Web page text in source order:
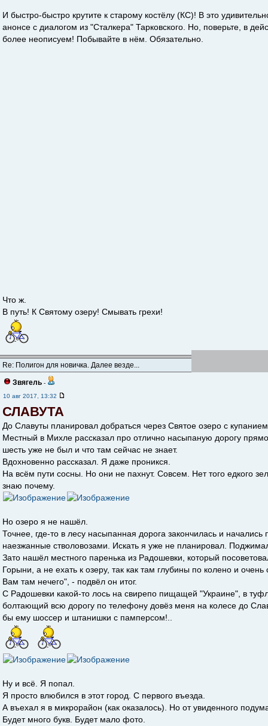
И быстро-быстро крутите к старому костёлу (КС)! В это
анонсе с диалогом из "Сталкера" Тарковского. Но, поверьте, в
более неописуем! Побывайте в нём. Обязательно.
Что ж.
В путь! К Святому озеру! Cмывать грехи!
Re: Полигон для новичка. Далее везде...
Звягель -
10 авг 2017, 13:32
СЛАВУТА
До Славуты планировал добраться через Святое озеро с
Местный в Михле рассказал про отлично насыпаную дорогу
шесть уже не был и что там сейчас не знает.
Вдохновенно рассказал. Я даже проникся.
На всём пути сосны. Но они не пахнут. Совсем. Нет того едкого
знаю почему.
Но озеро я не нашёл.
Точнее, где-то в лесу насыпанная дорога закончилась и начались
наезжанные стволовозами. Искать я уже не планировал.
Зато нашёл местного паренька из Радошевки, который
Горыни, а не ехать к озеру, так как там глубины по колено и
Вам там нечего", - подвёл он итог.
С Радошевки какой-то лось на свирепо пищащей "Украине", в
болтающий всю дорогу по телефону довёз меня на колесе до
бы ему шоссер и штанишки с памперсом!..
Ну и всё. Я попал.
Я просто влюбился в этот город. С первого въезда.
А въехал я в микрорайон (как оказалось). Но от увиденного
Будет много букв. Будет мало фото.